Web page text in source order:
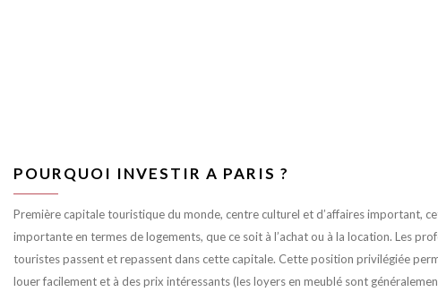
POURQUOI INVESTIR A PARIS ?
Première capitale touristique du monde, centre culturel et d’affaires important,
importante en termes de logements, que ce soit à l’achat ou à la location. Les
touristes passent et repassent dans cette capitale. Cette position privilégiée
louer facilement et à des prix intéressants (les loyers en meublé sont